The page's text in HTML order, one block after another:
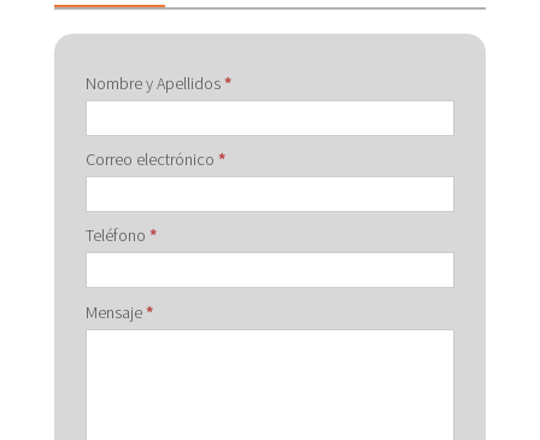
Contactar
con
Nombre y Apellidos*
Correo electrónico *
Teléfono *
Mensaje*